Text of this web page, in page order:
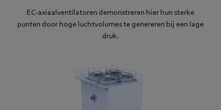
EC-axiaalventilatoren demonstreren hier hun sterke
punten door hoge luchtvolumes te genereren bij een lage
druk.